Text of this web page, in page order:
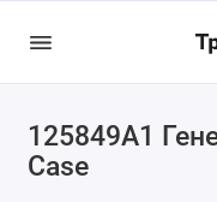
125849A1
Case